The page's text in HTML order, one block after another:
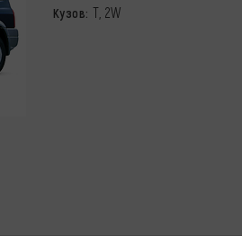
Кузов: T, 2W